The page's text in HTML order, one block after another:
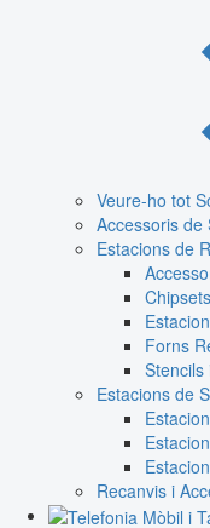
Veure-ho tot
Accessoris de
Estacions de
Forns
Stencils
Estacions de
Recanvis i